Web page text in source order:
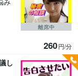
260円/分
離席中
し